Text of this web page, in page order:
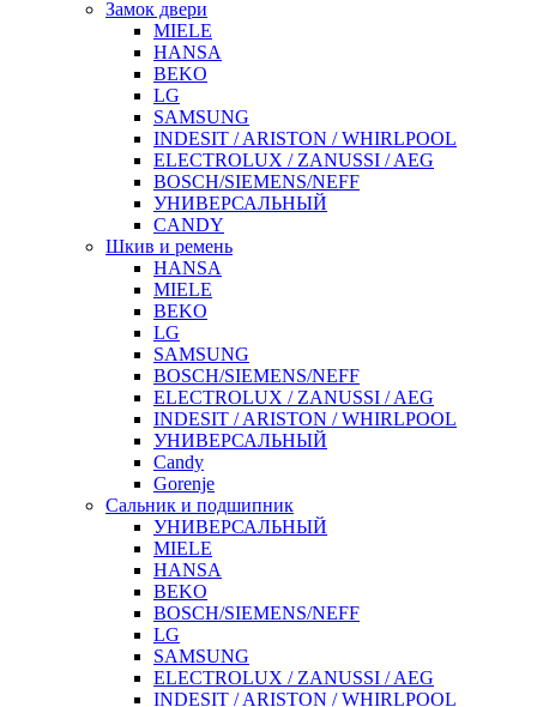
Замок двери
MIELE
HANSA
BEKO
LG
SAMSUNG
INDESIT / ARISTON / WHIRLPOOL
ELECTROLUX / ZANUSSI / AEG
BOSCH/SIEMENS/NEFF
УНИВЕРСАЛЬНЫЙ
CANDY
Шкив и ремень
HANSA
MIELE
BEKO
LG
SAMSUNG
BOSCH/SIEMENS/NEFF
ELECTROLUX / ZANUSSI / AEG
INDESIT / ARISTON / WHIRLPOOL
УНИВЕРСАЛЬНЫЙ
Candy
Gorenje
Сальник и подшипник
УНИВЕРСАЛЬНЫЙ
MIELE
HANSA
BEKO
BOSCH/SIEMENS/NEFF
LG
SAMSUNG
ELECTROLUX / ZANUSSI / AEG
INDESIT / ARISTON / WHIRLPOOL